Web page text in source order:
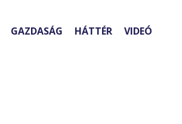
GAZDASÁG HÁTTÉR VIDEÓ